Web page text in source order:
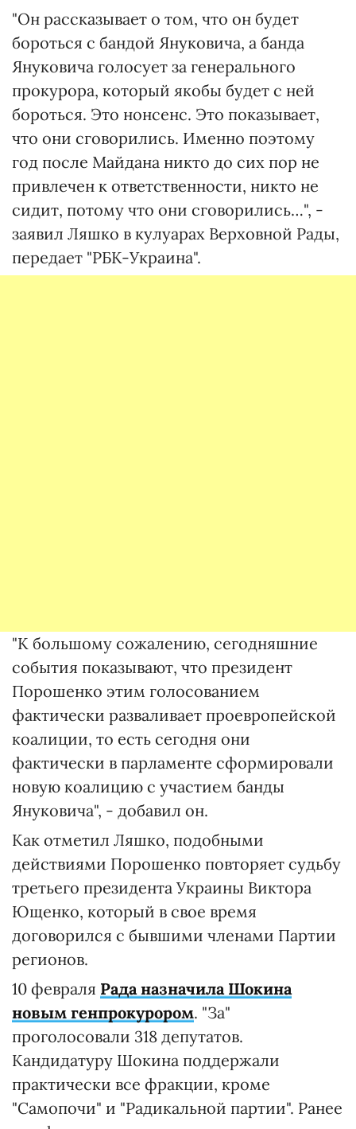
"Он рассказывает о том, что он будет
бороться с бандой Януковича, а банда
Януковича голосует за генерального
прокурора, который якобы будет с ней
бороться. Это нонсенс. Это показывает,
что они сговорились. Именно поэтому
год после Майдана никто до сих пор не
привлечен к ответственности, никто не
сидит, потому что они сговорились…", -
заявил Ляшко в кулуарах Верховной Рады,
передает "РБК-Украина".
"К большому сожалению, сегодняшние
события показывают, что президент
Порошенко этим голосованием
фактически разваливает проевропейской
коалиции, то есть сегодня они
фактически в парламенте сформировали
новую коалицию с участием банды
Януковича", - добавил он.
Как отметил Ляшко, подобными
действиями Порошенко повторяет судьбу
третьего президента Украины Виктора
Ющенко, который в свое время
договорился с бывшими членами Партии
регионов.
10 февраля Рада назначила Шокина
новым генпрокурором. "За"
проголосовали 318 депутатов.
Кандидатуру Шокина поддержали
практически все фракции, кроме
"Самопочи" и "Радикальной партии". Ранее